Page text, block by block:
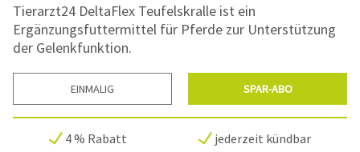
Tierarzt24 DeltaFlex Teufelskralle ist ein
Ergänzungsfuttermittel für Pferde zur Unterstützung
der Gelenkfunktion.
EINMALIG SPAR-ABO
4 % Rabatt jederzeit kündbar